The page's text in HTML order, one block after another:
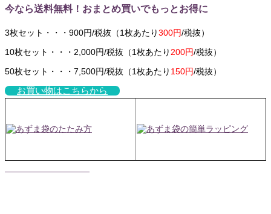
今なら送料無料！おまとめ買いでもっとお得に
3枚セット・・・900円/税抜（1枚あたり300円/税抜）
10枚セット・・・2,000円/税抜（1枚あたり200円/税抜）
50枚セット・・・7,500円/税抜（1枚あたり 150円/税抜）
お買い物はこちらから